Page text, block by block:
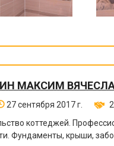
МАКСИМ
27 сентября 2017 г.
коттеджей.
Фундаменты, крыши,